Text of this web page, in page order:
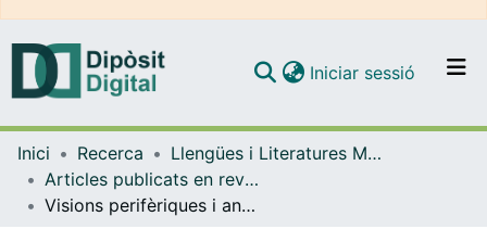
Navega per tot el DD
Iniciar sessió (current)
Inici Recerca
Llengües i Literatures Modernes i Estudis Anglesos
Articles publicats en revistes (Llengües i Literatures Modernes i Estudis Anglesos)
Visions perifèriques i angles morts. La producció poètica dels cossos a través de la mirada: Raquel Santanera, Maria Sevilla i Pol Guasch